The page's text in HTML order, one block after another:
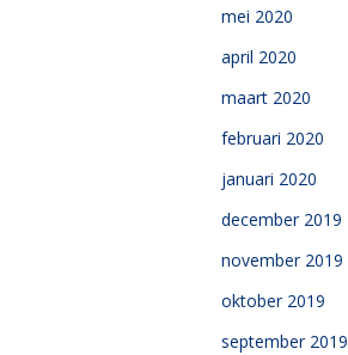
mei 2020
april 2020
maart 2020
februari 2020
januari 2020
december 2019
november 2019
oktober 2019
september 2019